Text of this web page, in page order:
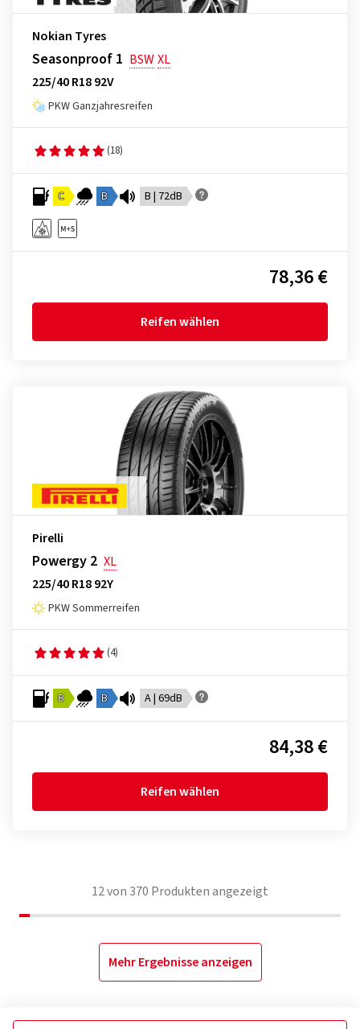
Nokian Tyres
Seasonproof 1 BSWXL
225/40 R18 92V
PKW Ganzjahresreifen
(18)
C B B | 72dB
78,36 €
Reifen wählen
Pirelli
Powergy 2 XL
225/40 R18 92Y
PKW Sommerreifen
(4)
B B A | 69dB
84,38 €
Reifen wählen
12von 370 Produkten angezeigt
Mehr Ergebnisse anzeigen